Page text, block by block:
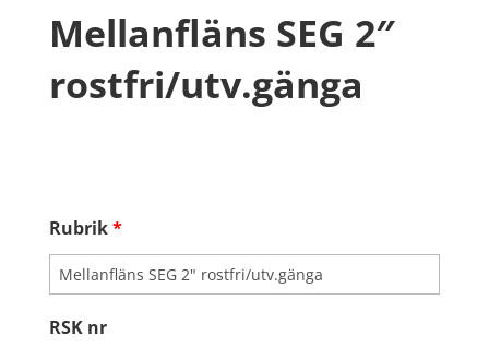
Mellanfläns SEG 2″
rostfri/utv.gänga
Rubrik*
RSK nr